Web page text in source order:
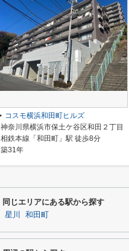
コスモ横浜和田町ヒルズ
神奈川県横浜市保土ケ谷区和田２丁目
相鉄本線「和田町」駅 徒歩8分
築31年
同じエリアにある駅から探す
星川 和田町